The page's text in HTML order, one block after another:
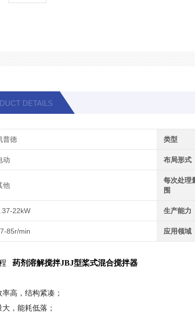
DETAILS
普德 类型
动 布局形式
他
每次处理
围
22kW 生产能力
85r/min 应用领域
程药剂溶解搅拌JBJ型桨式混合搅拌器
高，结构紧凑；
，能耗低落；